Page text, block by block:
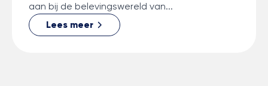
aan bij de belevingswereld van...
Lees meer